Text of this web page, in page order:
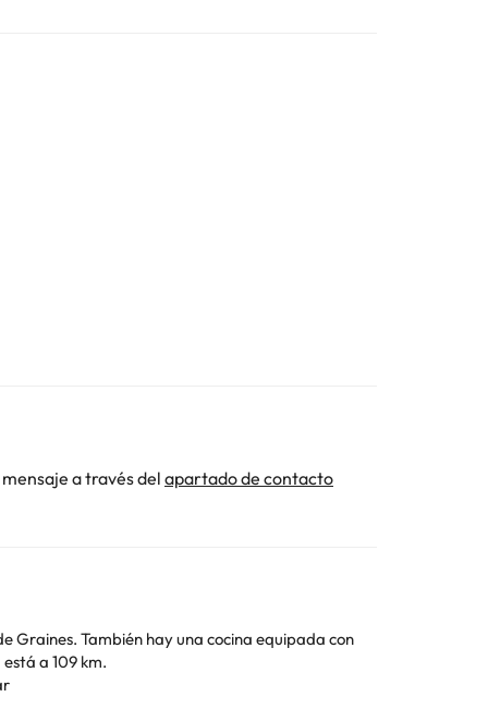
a través del apartado de contacto
con
está a 109 km.